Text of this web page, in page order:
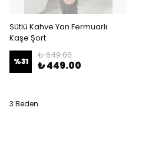
Sütlü Kahve Yan Fermuarlı
Kaşe Şort
%31
₺ 649.00
₺ 449.00
3 Beden